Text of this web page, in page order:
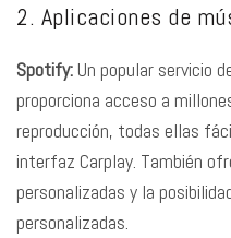
2. Aplicaciones de
Spotify: Un popular servicio
proporciona acceso a
reproducción, todas ellas
interfaz Carplay. También
personalizadas y la
personalizadas.